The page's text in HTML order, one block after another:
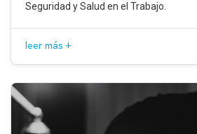
Seguridad y Salud en el Trabajo.
leer más +